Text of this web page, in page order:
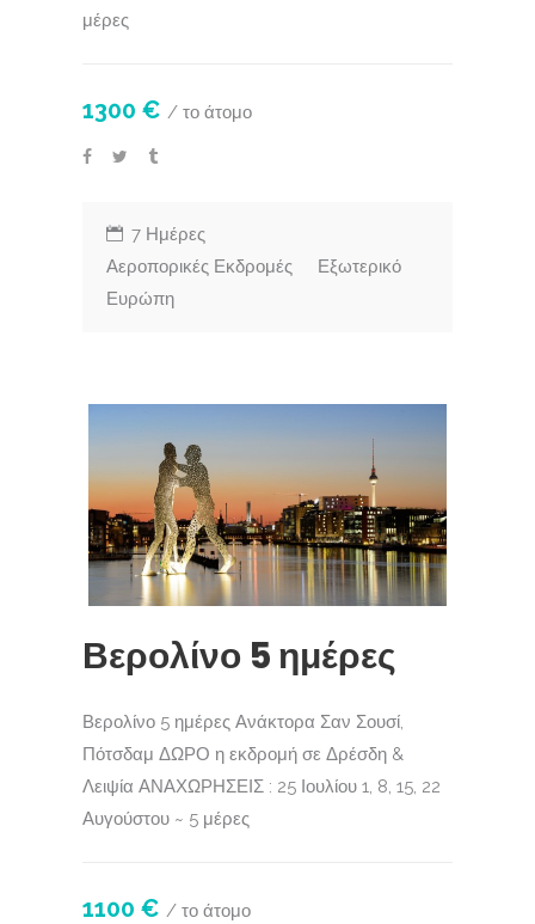
μέρες
1300 € / το άτομο
7 Ημέρες
Αεροπορικές Εκδρομές
Εξωτερικό
Ευρώπη
Βερολίνο 5 ημέρες
Βερολίνο 5 ημέρες Ανάκτορα Σαν Σουσί,
Πότσδαμ ΔΩΡΟ η εκδρομή σε Δρέσδη &
Λειψία ΑΝΑΧΩΡΗΣΕΙΣ : 25 Ιουλίου 1, 8, 15, 22
Αυγούστου ~ 5 μέρες
1100 € / το άτομο